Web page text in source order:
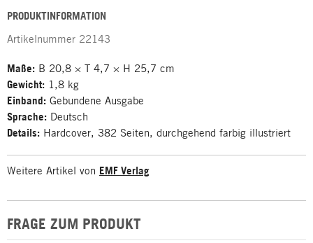
PRODUKTINFORMATION
Artikelnummer 22143
Maße: B 20,8 × T 4,7 × H 25,7 cm
Gewicht: 1,8 kg
Einband: Gebundene Ausgabe
Sprache: Deutsch
Details: Hardcover, 382 Seiten, durchgehend farbig illustriert
Weitere Artikel von EMF Verlag
FRAGE ZUM PRODUKT